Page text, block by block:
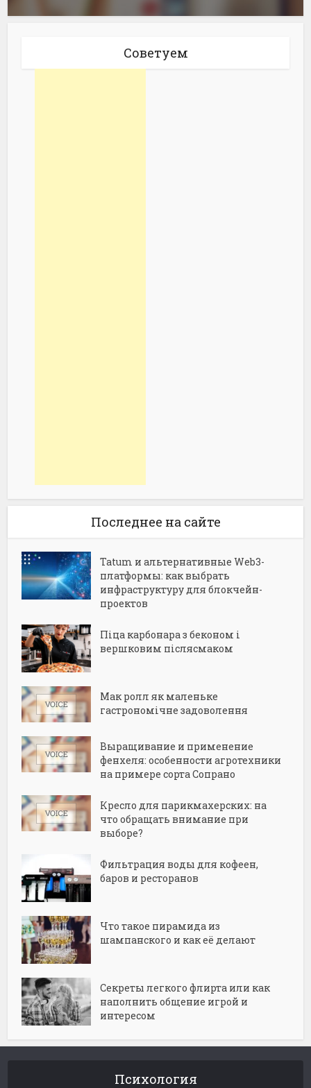
Советуем
Последнее на сайте
Tatum и альтернативные Web3-
платформы: как выбрать
инфраструктуру для блокчейн-
проектов
Піца карбонара з беконом і
вершковим післясмаком
Мак ролл як маленьке
гастрономічне задоволення
Выращивание и применение
фенхеля: особенности агротехники
на примере сорта Сопрано
Кресло для парикмахерских: на
что обращать внимание при
выборе?
Фильтрация воды для кофеен,
баров и ресторанов
Что такое пирамида из
шампанского и как её делают
Секреты легкого флирта или как
наполнить общение игрой и
интересом
Психология